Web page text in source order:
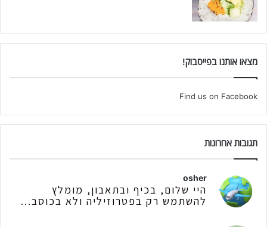
מצאו אותנו בפייסבוק!
Find us on Facebook
תגובות אחרונות
osher
היי שלום, בכיף ובתאבון, מומלץ
להשתמש רק בפטרוזיליה ולא בכוסב...